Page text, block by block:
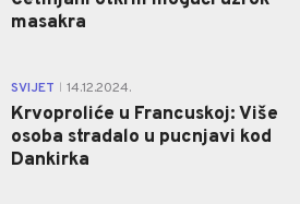
masakra
SVIJET 14.12.2024.
Krvoproliće u Francuskoj: Više
osoba stradalo u pucnjavi kod
Dankirka